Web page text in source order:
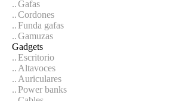
Gafas
Cordones
Funda gafas
Gamuzas
Gadgets
Escritorio
Altavoces
Auriculares
Power banks